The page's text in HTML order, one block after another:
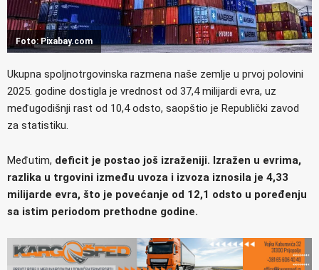
Foto: Pixabay.com
Ukupna spoljnotrgovinska razmena naše zemlje u prvoj polovini
2025. godine dostigla je vrednost od 37,4 milijardi evra, uz
međugodišnji rast od 10,4 odsto, saopštio je Republički zavod
za statistiku.
Međutim, deficit je postao još izraženiji. Izražen u evrima,
razlika u trgovini između uvoza i izvoza iznosila je 4,33
milijarde evra, što je povećanje od 12,1 odsto u poređenju
sa istim periodom prethodne godine.